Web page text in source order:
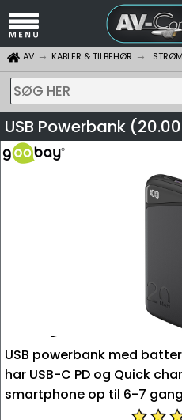
AV KABLER & TILBEHØR STRØM
SØG HER
USB Powerbank
USB powerbank med
har USB-C PD og Quick
smartphone op til 6-7